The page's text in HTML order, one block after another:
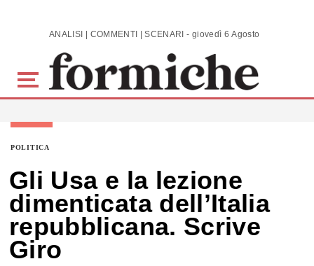
Skip to main content ANALISI | COMMENTI | SCENARI - giovedì 6 Agosto 2026
POLITICA
Gli Usa e la lezione
dimenticata dell’Italia
repubblicana. Scrive
Giro